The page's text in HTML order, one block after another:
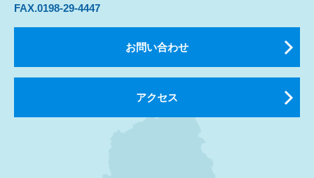
FAX.0198-29-4447
お問い合わせ
アクセス